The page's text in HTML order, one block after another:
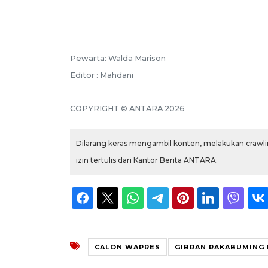
Pewarta: Walda Marison
Editor : Mahdani
COPYRIGHT © ANTARA 2026
Dilarang keras mengambil konten, melakukan
izin tertulis dari Kantor Berita ANTARA.
CALON WAPRES GIBRAN RAKABUMING